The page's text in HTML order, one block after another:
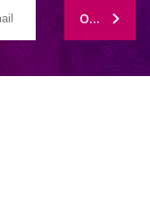
ODEBÍRAT